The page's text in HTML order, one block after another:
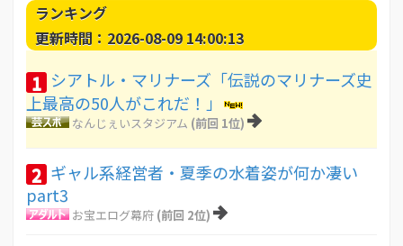
ランキング
更新時間：2026-08-09 14:00:13
1 シアトル・マリナーズ「伝説のマリナーズ史
上最高の50人がこれだ！」
なんじぇいスタジアム (前回 1位)
2 ギャル系経営者・夏季の水着姿が何か凄い
part3
お宝エログ幕府 (前回 2位)